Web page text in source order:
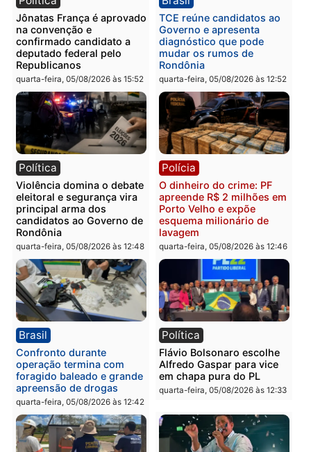
Você também vai querer ler...
Política
Jônatas França é aprovado
na convenção e
confirmado candidato a
deputado federal pelo
Republicanos
Brasil
TCE reúne candidatos ao
Governo e apresenta
diagnóstico que pode
mudar os rumos de
Rondônia
Política
Violência domina o debate
eleitoral e segurança vira
principal arma dos
candidatos ao Governo de
Rondônia
quarta-feira, 05/08/2026 às 12:48
Polícia
O dinheiro do crime: PF
apreende R$ 2 milhões
esquema milionário de
lavagem
quarta-feira, 05/08/2026 às